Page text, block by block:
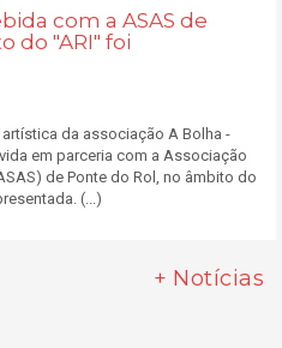
com a ASAS de
do "ARI" foi
da associação A Bolha -
em parceria com a Associação
de Ponte do Rol, no âmbito do
(...)
+ Notícias